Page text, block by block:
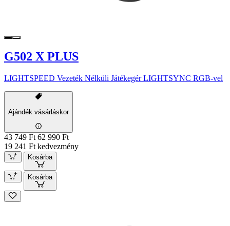
G502 X PLUS
LIGHTSPEED Vezeték Nélküli Játékegér LIGHTSYNC RGB-vel
Ajándék vásárláskor
43 749 Ft 62 990 Ft
19 241 Ft kedvezmény
Kosárba
Kosárba